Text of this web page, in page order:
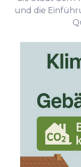
und die